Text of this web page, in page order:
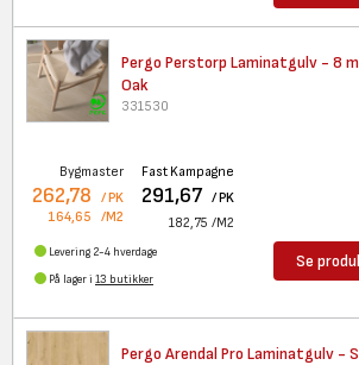
Pergo Perstorp Laminatgulv - 8
Oak
331530
Bygmaster
262,78 / PK
164,65 /M2
Fast Kampagne
291,67 / PK
182,75 /M2
Levering 2-4 hverdage
På lager i 13 butikker
Se
Pergo Arendal Pro Laminatgulv -